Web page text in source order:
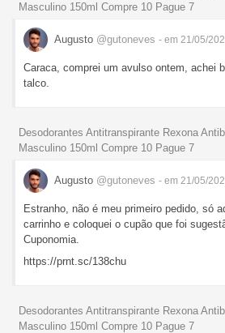
Masculino 150ml Compre 10 Pague 7
Augusto @gutoneves - em 21/05/
Caraca, comprei um avulso ontem, achei
talco.
Desodorantes Antitranspirante Rexona
Masculino 150ml Compre 10 Pague 7
Augusto @gutoneves - em 21/05/
Estranho, não é meu primeiro pedido, só
carrinho e coloquei o cupão que foi
Cuponomia.
https://prnt.sc/138chu
Desodorantes Antitranspirante Rexona
Masculino 150ml Compre 10 Pague 7